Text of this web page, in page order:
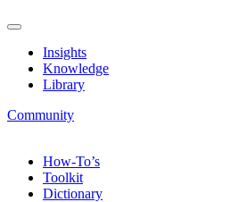
Insights
Knowledge
Library
Community
How-To’s
Toolkit
Dictionary